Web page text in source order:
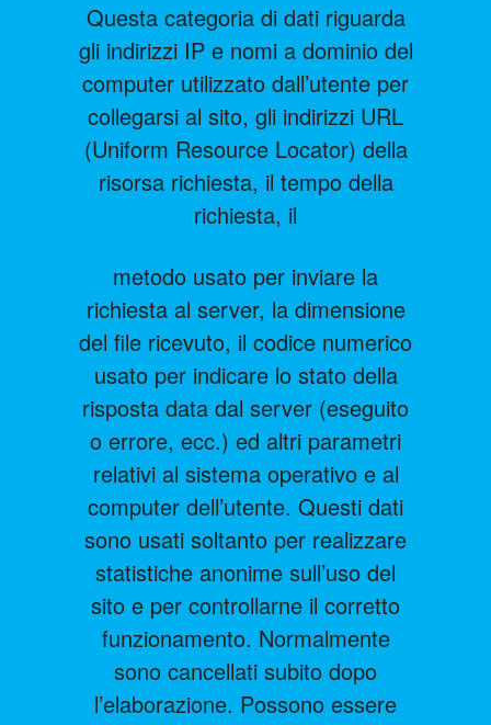
Questa categoria di dati riguarda
gli indirizzi IP e nomi a dominio del
computer utilizzato dall’utente per
collegarsi al sito, gli indirizzi URL
(Uniform Resource Locator) della
risorsa richiesta, il tempo della
richiesta, il
metodo usato per inviare la
richiesta al server, la dimensione
del file ricevuto, il codice numerico
usato per indicare lo stato della
risposta data dal server (eseguito
o errore, ecc.) ed altri parametri
relativi al sistema operativo e al
computer dell’utente. Questi dati
sono usati soltanto per realizzare
statistiche anonime sull’uso del
sito e per controllarne il corretto
funzionamento. Normalmente
sono cancellati subito dopo
l’elaborazione. Possono essere